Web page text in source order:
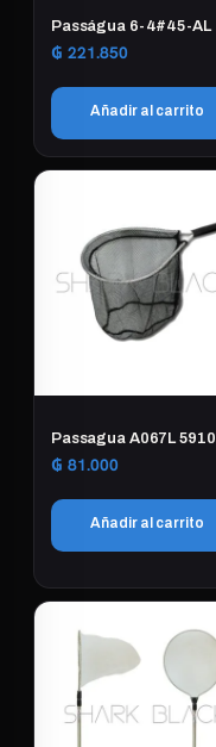
Passágua 6-4#45-AL
₲ 221.850
Añadir al carrito
Passagua A067L 5910
₲ 81.000
Añadir al carrito